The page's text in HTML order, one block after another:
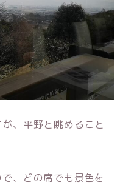
、平野と眺めること
、どの席でも景色を